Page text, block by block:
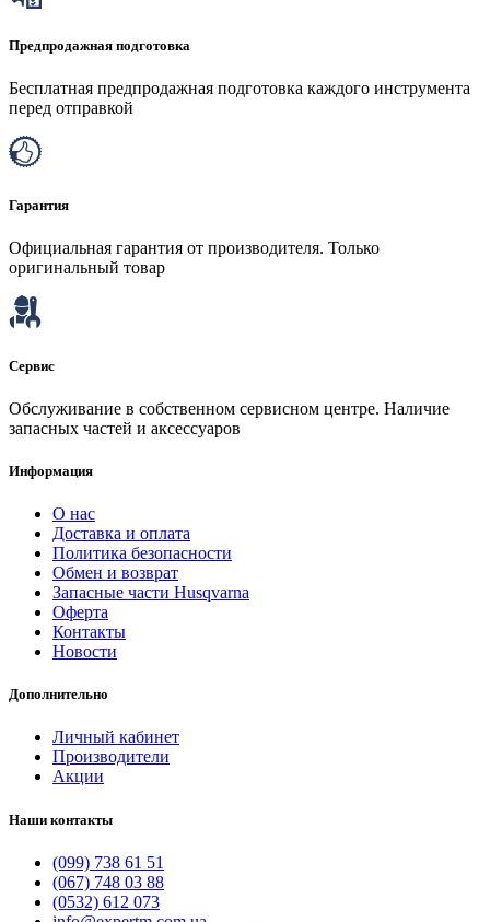
Предпродажная подготовка
Бесплатная предпродажная подготовка каждого инструмента
перед отправкой
Гарантия
Официальная гарантия от производителя. Только
оригинальный товар
Сервис
Обслуживание в собственном сервисном центре. Наличие
запасных частей и аксессуаров
Информация
О нас
Доставка и оплата
Политика безопасности
Обмен и возврат
Запасные части Husqvarna
Оферта
Контакты
Новости
Дополнительно
Личный кабинет
Производители
Акции
Наши контакты
(099) 738 61 51
(067) 748 03 88
(0532) 612 073